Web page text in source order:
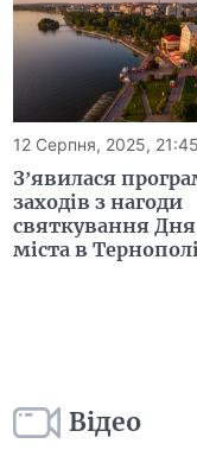
12 Серпня, 2025, 21:45
З’явилася
заходів з нагоди
святкування Дня
міста в Тернополі
Відео